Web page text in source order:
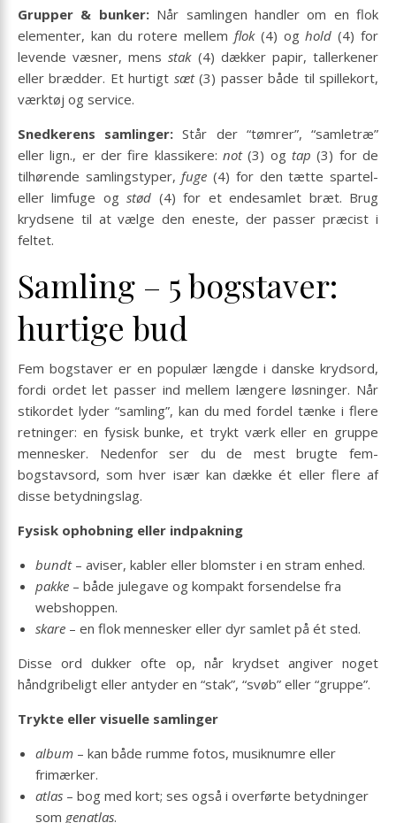
Grupper & bunker:Når samlingen handler om en flok
elementer, kan du rotere mellem flok(4) oghold (4) for
levende væsner, mensstak(4) dækker papir, tallerkener
eller brædder. Et hurtigt sæt(3) passer både til spillekort,
værktøj og service.
Snedkerens samlinger: Står der “tømrer”, “samletræ”
eller lign., er der fire klassikere: not(3) og tap (3) for de
tilhørende samlingstyper, fuge (4) for den tætte spartel-
eller limfuge ogstød (4) for et endesamlet bræt. Brug
krydsene til at vælge den eneste, der passer præcist i
feltet.
Samling – 5 bogstaver:
hurtige bud
Fem bogstaver er en populær længde i danske krydsord,
fordi ordet let passer ind mellem længere løsninger. Når
stikordet lyder “samling”, kan du med fordel tænke i flere
retninger: en fysisk bunke, et trykt værk eller en gruppe
mennesker. Nedenfor ser du de mest brugte fem-
bogstavsord, som hver især kan dække ét eller flere af
disse betydningslag.
Fysisk ophobning eller indpakning
bundt– aviser, kabler eller blomster i en stram enhed.
pakke – både julegave og kompakt forsendelse fra
webshoppen.
skare – en flok mennesker eller dyr samlet på ét sted.
Disse ord dukker ofte op, når krydset angiver noget
håndgribeligt eller antyder en “stak”, “svøb” eller “gruppe”.
Trykte eller visuelle samlinger
album – kan både rumme fotos, musiknumre eller
frimærker.
atlas – bog med kort; ses også i overførte betydninger
som genatlas.